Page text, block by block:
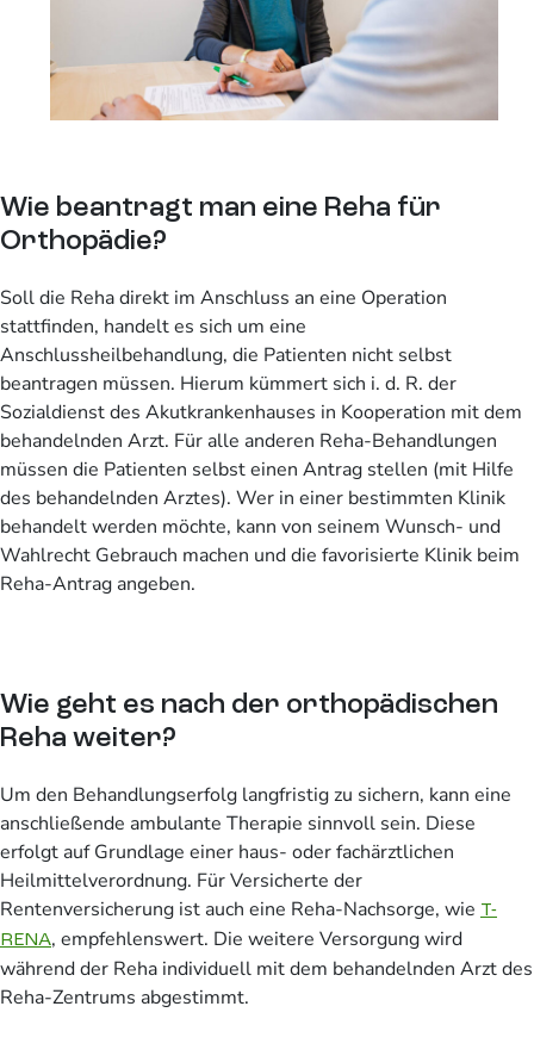
Wie beantragt man eine Reha für
Orthopädie?
Soll die Reha direkt im Anschluss an eine Operation
stattfinden, handelt es sich um eine
Anschlussheilbehandlung, die Patienten nicht selbst
beantragen müssen. Hierum kümmert sich i. d. R. der
Sozialdienst des Akutkrankenhauses in Kooperation mit dem
behandelnden Arzt. Für alle anderen Reha-Behandlungen
müssen die Patienten selbst einen Antrag stellen (mit Hilfe
des behandelnden Arztes). Wer in einer bestimmten Klinik
behandelt werden möchte, kann von seinem Wunsch- und
Wahlrecht Gebrauch machen und die favorisierte Klinik beim
Reha-Antrag angeben.
Wie geht es nach der orthopädischen
Reha weiter?
Um den Behandlungserfolg langfristig zu sichern, kann eine
anschließende ambulante Therapie sinnvoll sein. Diese
erfolgt auf Grundlage einer haus- oder fachärztlichen
Heilmittelverordnung. Für Versicherte der
Rentenversicherung ist auch eine Reha-Nachsorge, wie T-
RENA, empfehlenswert. Die weitere Versorgung wird
während der Reha individuell mit dem behandelnden Arzt des
Reha-Zentrums abgestimmt.